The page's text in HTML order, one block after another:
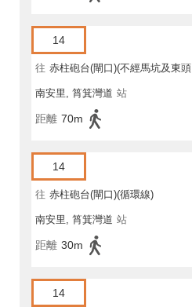
14
往 赤柱砲台(閘口)(不經馬坑及東頭
灣道)
南安里, 筲箕灣道 站
距離 70m
14
往 赤柱砲台(閘口)(循環線)
南安里, 筲箕灣道 站
距離 30m
14